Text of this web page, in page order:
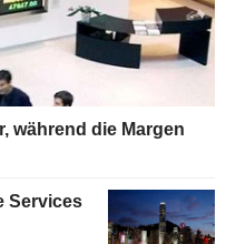
während die Margen
Services